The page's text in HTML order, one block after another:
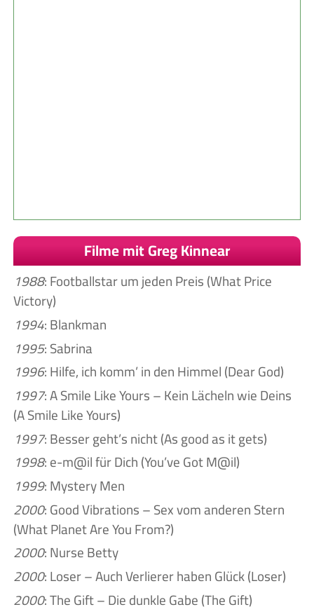
Filme mit Greg Kinnear
1988: Footballstar um jeden Preis (What Price
Victory)
1994: Blankman
1995: Sabrina
1996: Hilfe, ich komm’ in den Himmel (Dear God)
1997: A Smile Like Yours – Kein Lächeln wie Deins
(A Smile Like Yours)
1997: Besser geht’s nicht (As good as it gets)
1998: e-m@il für Dich (You’ve Got M@il)
1999: Mystery Men
2000: Good Vibrations – Sex vom anderen Stern
(What Planet Are You From?)
2000: Nurse Betty
2000: Loser – Auch Verlierer haben Glück (Loser)
2000: The Gift – Die dunkle Gabe (The Gift)